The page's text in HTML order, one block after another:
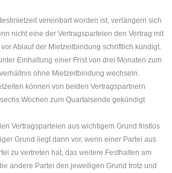
vereinbart worden ist, verlängern sich
nicht eine der Vertragsparteien den Vertrag mit
Ablauf der Mietzeitbindung schriftlich kündigt.
Einhaltung einer Frist von drei Monaten zum
ohne Mietzeitbindung wechseln.
können von beiden Vertragspartnern
Wochen zum Quartalsende gekündigt
Vertragsparteien aus wichtigem Grund fristlos
Grund liegt dann vor, wenn einer Partei aus
zu vertreten hat, das weitere Festhalten am
andere Partei den jeweiligen Grund trotz und